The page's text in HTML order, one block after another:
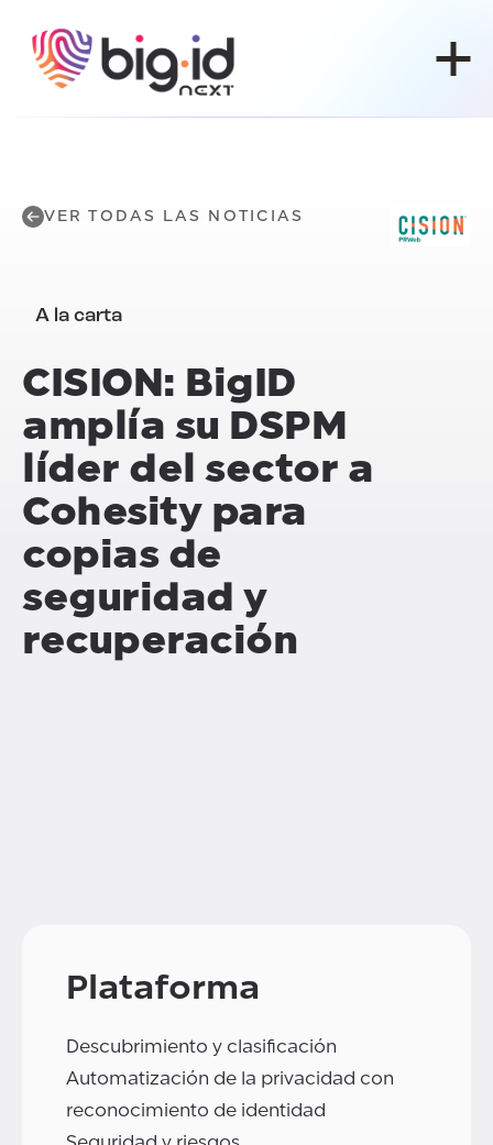
VER TODAS LAS NOTICIAS
A la carta
CISION: BigID
amplía su DSPM
líder del sector a
Cohesitypara
copias de
seguridad y
recuperación
Plataforma
Descubrimiento y clasificación
Automatización de la privacidad con
reconocimiento de identidad